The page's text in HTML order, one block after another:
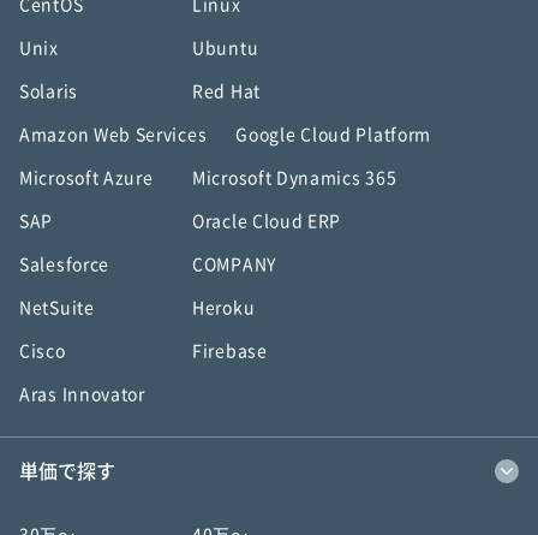
CentOS Linux
Unix Ubuntu
Solaris Red Hat
Amazon Web Services Google Cloud Platform
Microsoft Azure Microsoft Dynamics 365
SAP Oracle Cloud ERP
Salesforce COMPANY
NetSuite Heroku
Cisco Firebase
Aras Innovator
単価で探す